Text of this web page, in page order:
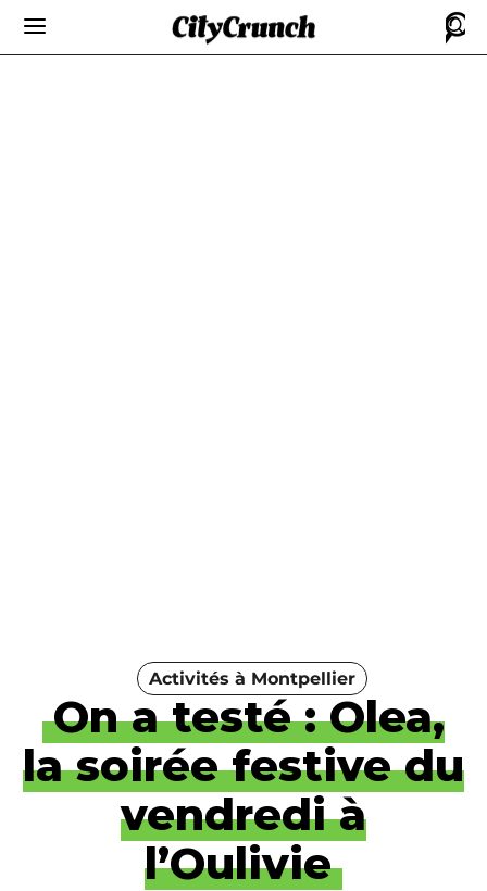
Activités à Montpellier
On a testé : Olea,
la soirée festive du
vendredi à
l’Oulivie